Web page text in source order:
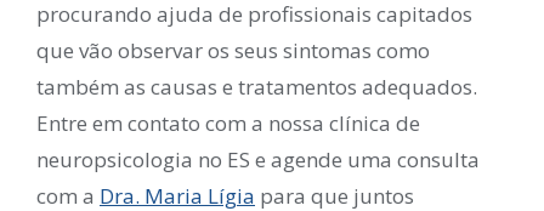
procurando ajuda de profissionais capitados
que vão observar os seus sintomas como
também as causas e tratamentos adequados.
Entre em contato com a nossa clínica de
neuropsicologia no ES e agende uma consulta
com a Dra. Maria Lígia para que juntos